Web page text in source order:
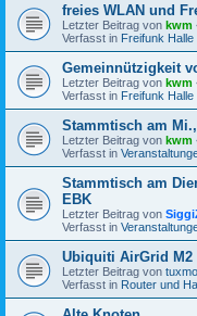
freies WLAN und
Letzter Beitrag von kwm
Verfasst in Freifunk Halle
Gemeinnützigkeit
Letzter Beitrag von kwm
Verfasst in Freifunk Halle
Stammtisch am
Letzter Beitrag von kwm
Verfasst in
Stammtisch am
EBK
Letzter Beitrag von
Verfasst in
Ubiquiti AirGrid M2
Letzter Beitrag von
Verfasst in Router und